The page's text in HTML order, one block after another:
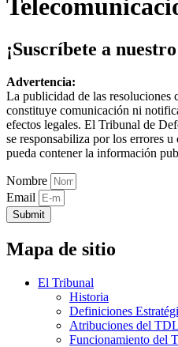
¡Suscríbete a
Advertencia:
La publicidad de las resoluciones
constituye comunicación ni
efectos legales. El Tribunal de
se responsabiliza por los errores
pueda contener la información
Nombre
Email
Submit
Mapa de sitio
El Tribunal
Historia
Definiciones
Atribuciones del
Funcionamiento del